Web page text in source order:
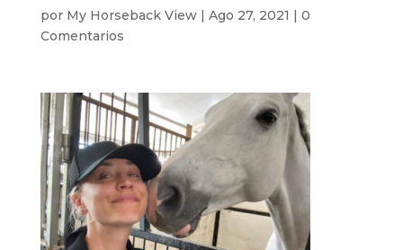
por My Horseback View| Ago 27, 2021 | 0
Comentarios